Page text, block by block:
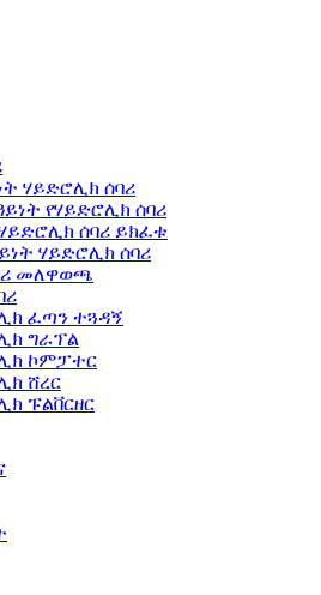
ሃይድሮሊክ ሰባሪ
የሃይድሮሊክ ሰባሪ
ሰባሪ ይክፈቱ
ሃይድሮሊክ ሰባሪ
መለዋወጫ
ፈጣን ተጓዳኝ
ግራፕል
ኮምፓተር
ሸረር
ፑልቨርዘር